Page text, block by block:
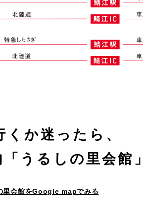
くか迷ったら、
「うるしの里会館
里会館をGoogle mapでみる